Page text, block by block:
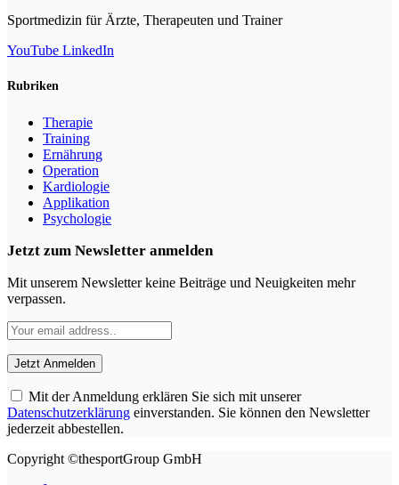
Sportmedizin für Ärzte, Therapeuten und Trainer
YouTube LinkedIn
Rubriken
Therapie
Training
Ernährung
Operation
Kardiologie
Applikation
Psychologie
Jetzt zum Newsletter anmelden
Mit unserem Newsletter keine Beiträge und Neuigkeiten mehr
verpassen.
Mit der Anmeldung erklären Sie sich mit unserer
Datenschutzerklärung einverstanden. Sie können den Newsletter
jederzeit abbestellen.
Copyright ©thesportGroup GmbH